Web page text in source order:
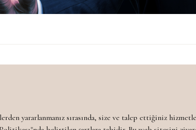
yararlanmanız sırasında, size ve talep ettiğiniz